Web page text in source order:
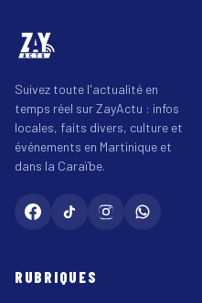
Suivez toute l'actualité en
temps réel sur ZayActu : infos
locales, faits divers, culture et
événements en Martinique et
dans la Caraïbe.
RUBRIQUES